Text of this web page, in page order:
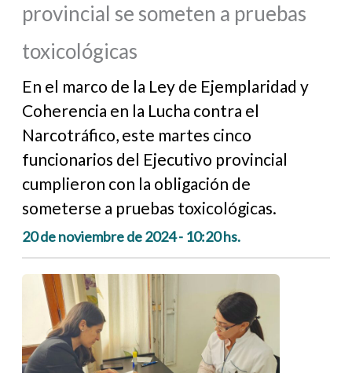
provincial se someten a pruebas
toxicológicas
En el marco de la Ley de Ejemplaridad y
Coherencia en la Lucha contra el
Narcotráfico, este martes cinco
funcionarios del Ejecutivo provincial
cumplieron con la obligación de
someterse a pruebas toxicológicas.
20 de noviembre de 2024 - 10:20 hs.